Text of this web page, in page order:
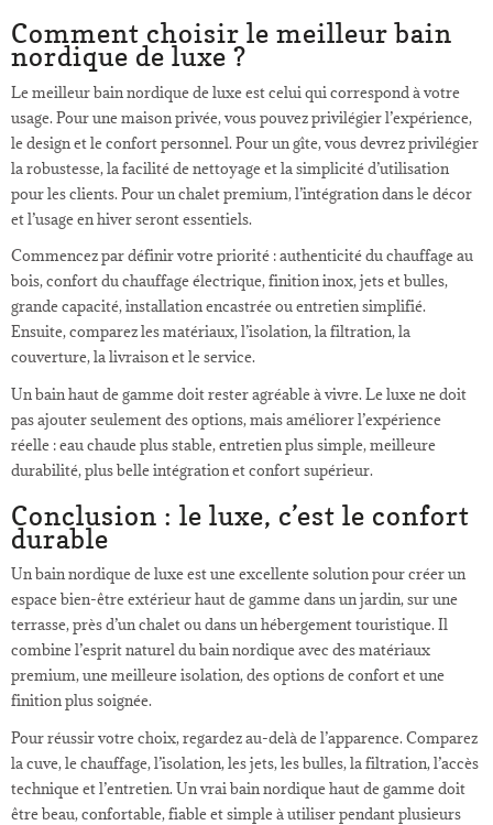
Comment choisir le meilleur bain
nordique de luxe ?
Le meilleur bain nordique de luxe est celui qui correspond à votre
usage. Pour une maison privée, vous pouvez privilégier l’expérience,
le design et le confort personnel. Pour un gîte, vous devrez privilégier
la robustesse, la facilité de nettoyage et la simplicité d’utilisation
pour les clients. Pour un chalet premium, l’intégration dans le décor
et l’usage en hiver seront essentiels.
Commencez par définir votre priorité : authenticité du chauffage au
bois, confort du chauffage électrique, finition inox, jets et bulles,
grande capacité, installation encastrée ou entretien simplifié.
Ensuite, comparez les matériaux, l’isolation, la filtration, la
couverture, la livraison et le service.
Un bain haut de gamme doit rester agréable à vivre. Le luxe ne doit
pas ajouter seulement des options, mais améliorer l’expérience
réelle : eau chaude plus stable, entretien plus simple, meilleure
durabilité, plus belle intégration et confort supérieur.
Conclusion : le luxe, c’est le confort
durable
Un bain nordique de luxe est une excellente solution pour créer un
espace bien-être extérieur haut de gamme dans un jardin, sur une
terrasse, près d’un chalet ou dans un hébergement touristique. Il
combine l’esprit naturel du bain nordique avec des matériaux
premium, une meilleure isolation, des options de confort et une
finition plus soignée.
Pour réussir votre choix, regardez au-delà de l’apparence. Comparez
la cuve, le chauffage, l’isolation, les jets, les bulles, la filtration, l’accès
technique et l’entretien. Un vrai bain nordique haut de gamme doit
être beau, confortable, fiable et simple à utiliser pendant plusieurs